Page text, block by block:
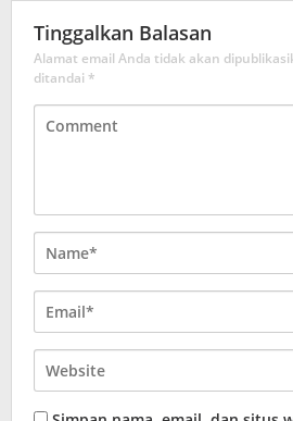
Tinggalkan Balasan
Alamat email Anda tidak akan
ditandai *